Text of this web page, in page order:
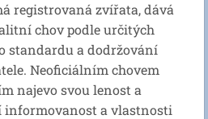
registrovaná zvířata, dává
chov podle určitých
standardu a dodržování
Neoficiálním chovem
najevo svou lenost a
informovanost a vlastnosti